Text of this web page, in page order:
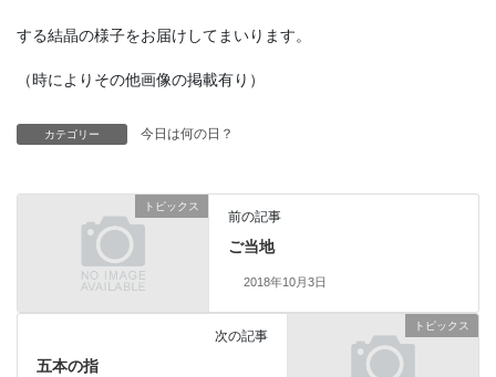
する結晶の様子をお届けしてまいります。
（時によりその他画像の掲載有り）
カテゴリー 今日は何の日？
トピックス
前の記事
ご当地
2018年10月3日
トピックス
次の記事
五本の指